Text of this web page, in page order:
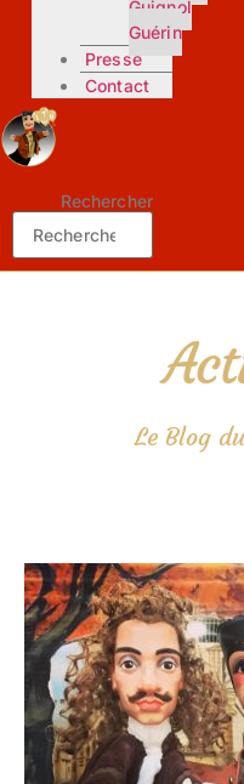
Guignol
Guérin
Presse
Contact
Rechercher
Le Blog